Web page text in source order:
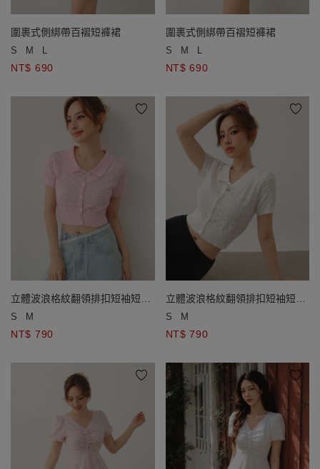
圍裹式側綁帶百褶短褲裙
S M L
NT$ 690
圍裹式側綁帶百褶短褲裙
S M L
NT$ 690
立體波浪格紋翻領排扣短袖短版
開襟針織衫
S M
NT$ 790
立體波浪格紋翻領排扣短袖短版
開襟針織衫
S M
NT$ 790